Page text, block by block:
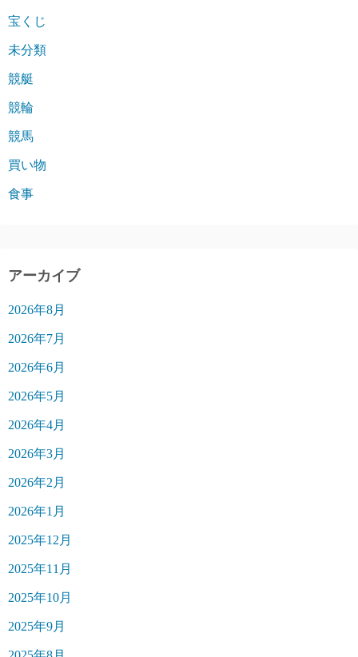
宝くじ
未分類
競艇
競輪
競馬
買い物
食事
アーカイブ
2026年8月
2026年7月
2026年6月
2026年5月
2026年4月
2026年3月
2026年2月
2026年1月
2025年12月
2025年11月
2025年10月
2025年9月